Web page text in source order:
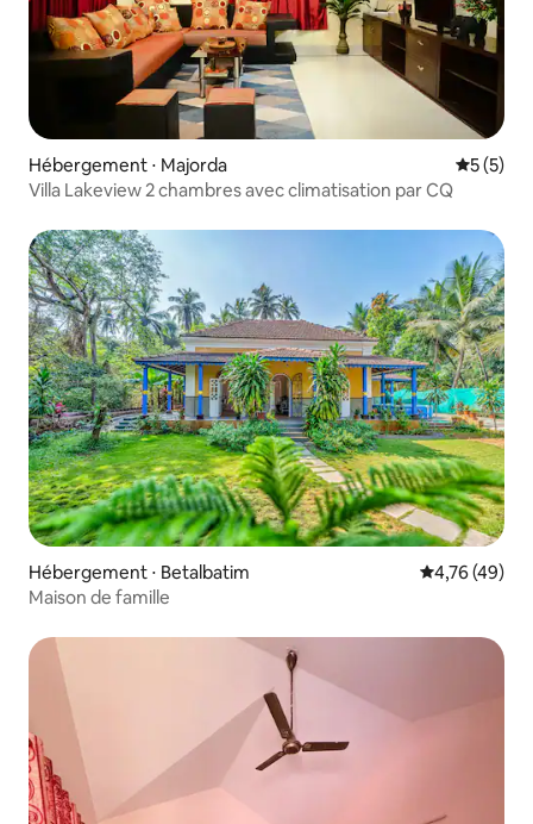
Hébergement ⋅ Majorda
5 (5)
Villa Lakeview 2 chambres avec climatisation par CQ
Hébergement ⋅ Betalbatim Évaluation
4,76 (49)
Maison de famille